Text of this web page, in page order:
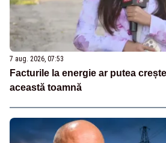
7 aug. 2026, 07:53
Facturile la energie ar putea
această toamnă